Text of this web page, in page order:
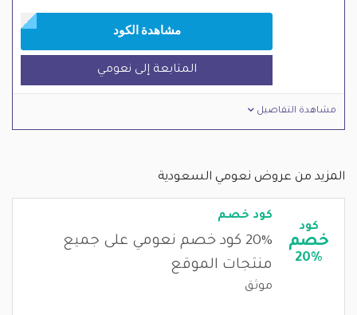
مشاهدة الكود
المتابعة إلى نعومي
مشاهدة التفاصيل
المزيد من عروض نعومي السعودية
كود
خصم
20%
كود خصم
20% كود خصم نعومي على جميع
منتجات الموقع
موثق